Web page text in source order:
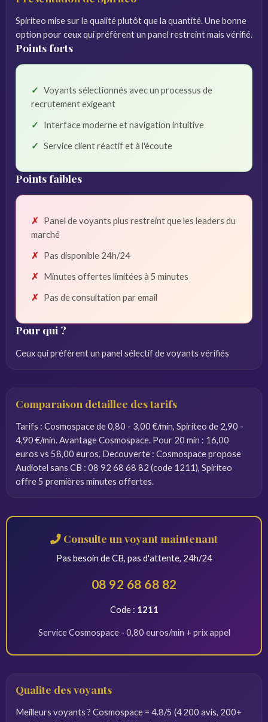
Spiriteo mise sur la qualité plutôt que la quantité. Une bonne
option pour ceux qui préfèrent un panel restreint mais vérifié.
Points forts
Voyants sélectionnés avec un processus de
recrutement exigeant
Interface moderne et navigation intuitive
Service client réactif et à l'écoute
Points faibles
Panel de voyants plus restreint que les leaders du
marché
Pas disponible 24h/24
Minutes offertes limitées à 5 minutes
Pas de consultation par email
Pour qui ?
Ceux qui préfèrent un panel sélectif de voyants vérifiés
Comparaison detaillee des tarifs
Tarifs : Cosmospace de 0,80 - 3,00 €/min, Spiriteo de 2,90 -
4,90 €/min. Avantage Cosmospace. Pour 20 min : 16,00
euros vs 58,00 euros. Decouverte : Cosmospace propose
Audiotel sans CB : 08 92 68 68 82 (code 1211), Spiriteo
offre 5 premières minutes offertes.
Consulte un voyant maintenant
Pas besoin de CB, pas d'attente, 24h/24
08 92 68 68 82
Code : 1211
Service Cosmospace - 0,80 euros/min + prix appel
Qualite des voyants
Meilleurs voyants ? Cosmospace = 4.8/5 (4 200 avis, 200+